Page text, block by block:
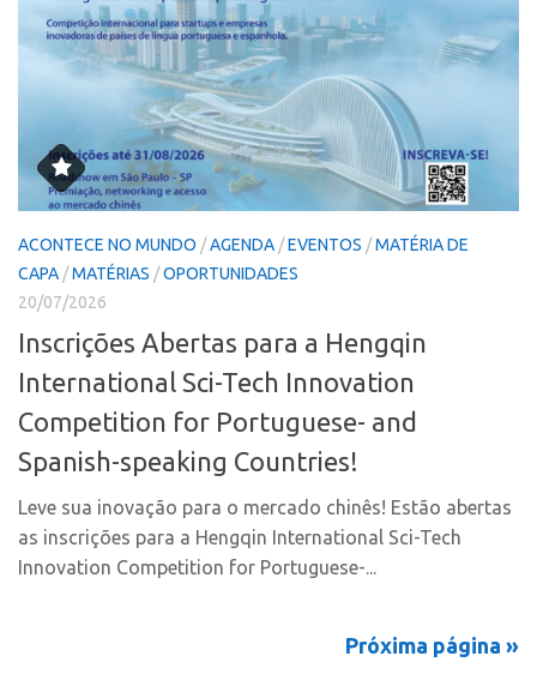
Buscar Anterioridade
Como solicitar
Portal do Inventor
VPI – Vocação para Inovação
Patrimônio Genético
Propriedade Intelectual
Formas de Proteção
Patentes
Marcas
Softwares
Cultivares
Desenho Industrial
Buscar Anterioridade
Patentes
Marcas
Softwares
Cultivares
Desenho Industrial
Como solicitar
Portal do Inventor
VPI – Vocação para Inovação
Patrimônio Genético
Leis e Normas
Propriedade Intelectual
Formas de Proteção
Patentes
Marcas
ACONTECE NO MUNDO /AGENDA /EVENTOS /MATÉRIA DE
CAPA /MATÉRIAS /OPORTUNIDADES
20/07/2026
Inscrições Abertas para a Hengqin
International Sci-Tech Innovation
Competition for Portuguese- and
Spanish-speaking Countries!
Leve sua inovação para o mercado chinês! Estão abertas
as inscrições para a Hengqin International Sci-Tech
Innovation Competition for Portuguese-...
Próxima página »